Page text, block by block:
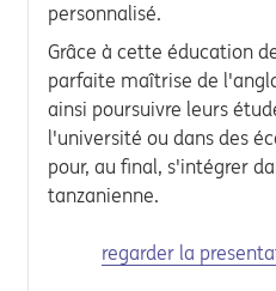
personnalisé.
Grâce à cette éducation
parfaite maîtrise de
ainsi poursuivre leurs
l'université ou dans des
pour, au final, s'intégrer
tanzanienne.
regarder la